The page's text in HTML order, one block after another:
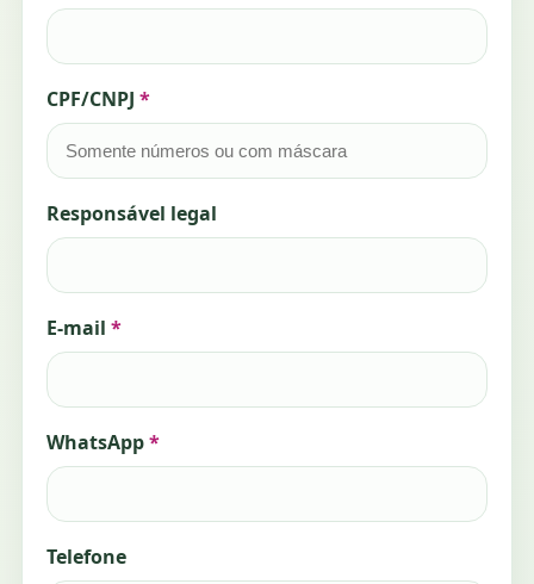
CPF/CNPJ *
Responsável legal
E-mail *
WhatsApp*
Telefone